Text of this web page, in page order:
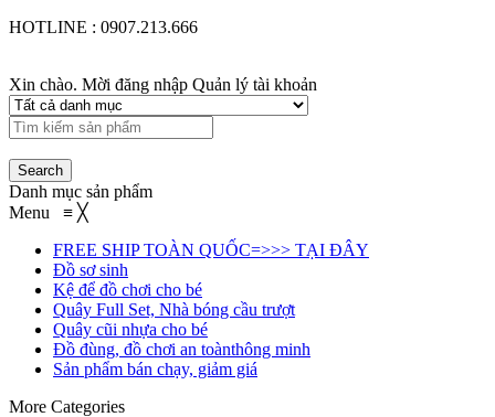
HOTLINE : 0907.213.666
Xin chào. Mời đăng nhập Quản lý tài khoản
Danh mục sản phẩm
Menu ≡ ╳
FREE SHIP TOÀN QUỐC=>>> TẠI ĐÂY
Đồ sơ sinh
Kệ để đồ chơi cho bé
Quây Full Set, Nhà bóng cầu trượt
Quây cũi nhựa cho bé
Đồ đùng, đồ chơi an toànthông minh
Sản phẩm bán chạy, giảm giá
More Categories